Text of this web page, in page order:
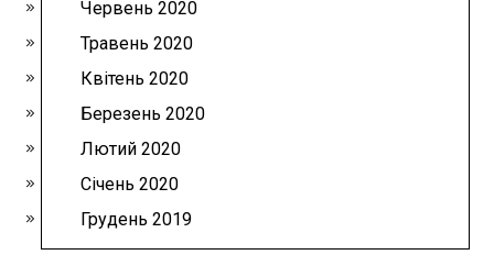
Червень 2020
Травень 2020
Квітень 2020
Березень 2020
Лютий 2020
Січень 2020
Грудень 2019